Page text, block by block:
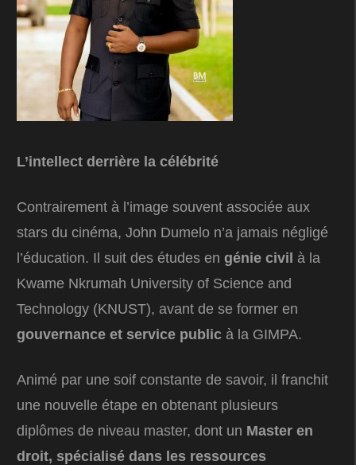
L’intellect derrière la célébrité
Contrairement à l’image souvent associée aux
stars du cinéma, John Dumelo n’a jamais négligé
l’éducation. Il suit des études en génie civil à la
Kwame Nkrumah University of Science and
Technology (KNUST), avant de se former en
gouvernance et service public à la GIMPA.
Animé par une soif constante de savoir, il franchit
une nouvelle étape en obtenant plusieurs
diplômes de niveau master, dont un Master en
droit, spécialisé dans les ressources